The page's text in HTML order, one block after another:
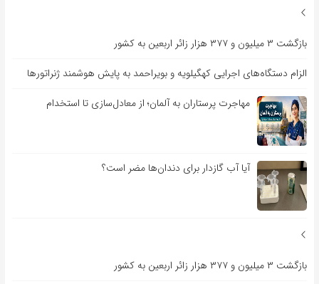
بازگشت ۳ میلیون و ۳۷۷ هزار زائر اربعین به کشور
الزام دستگاه‌های اجرایی کهگیلویه و بویراحمد به پایش هوشمند ژنراتورها
مهاجرت پرستاران به آلمان؛ از معادل‌سازی تا استخدام
آیا آب گازدار برای دندان‌ها مضر است؟
بازگشت ۳ میلیون و ۳۷۷ هزار زائر اربعین به کشور